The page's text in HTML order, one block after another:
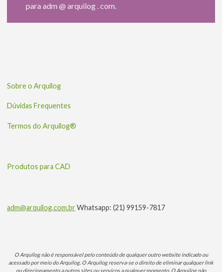
para adm @ arquilog . com.
Sobre o Arquilog
Dúvidas Frequentes
Termos do Arquilog®
Produtos para CAD
adm@arquilog.com.brWhatsapp: (21) 99159-7817
O Arquilog não é responsável pelo conteúdo de qualquer outro website indicado ou
acessado por meio do Arquilog. O Arquilog reserva-se o direito de eliminar qualquer link
ou direcionamento a outros sites ou serviços a qualquer momento. O Arquilog não